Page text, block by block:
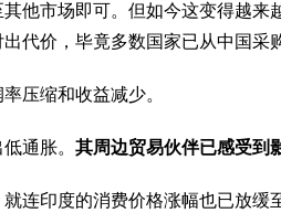
他市场即可。但如今这变得越来
代价，毕竟多数国家已从中国采
压缩和收益减少。
通胀。 其周边贸易伙伴已感受到
连印度的消费价格涨幅也已放缓